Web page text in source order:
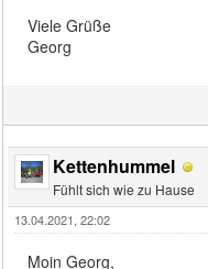
Viele Grüße
Georg
Kettenhummel
Fühlt sich wie zu Hause
13.04.2021, 22:02
Moin Georg,